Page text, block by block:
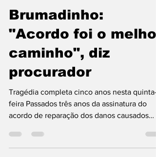
24 de jan. de 2024
Brumadinho:
"Acordo foi o melhor
caminho", diz
procurador
Tragédia completa cinco anos nesta quinta-
feira Passados três anos da assinatura do
acordo de reparação dos danos causados